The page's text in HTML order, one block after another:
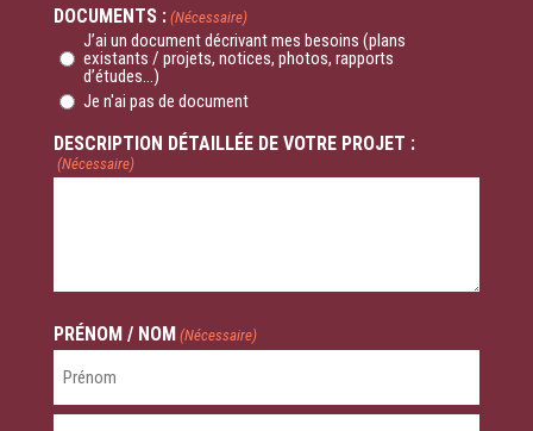
DOCUMENTS : (Nécessaire)
J’ai un document décrivant mes besoins (plans
existants / projets, notices, photos, rapports
d’études...)
Je n'ai pas de document
DESCRIPTION DÉTAILLÉE DE VOTRE PROJET :
(Nécessaire)
PRÉNOM / NOM (Nécessaire)
Prénom